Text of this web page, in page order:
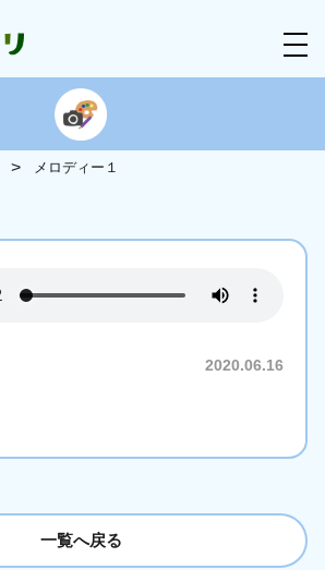
メロディー１
2020.06.16
一覧へ戻る